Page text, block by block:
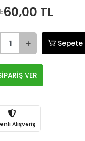
60,00 TL
Sepete
VER
Alışveriş